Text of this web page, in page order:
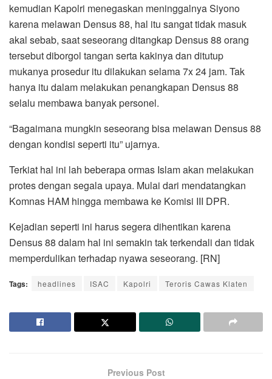
kemudian Kapolri menegaskan meninggalnya Siyono
karena melawan Densus 88, hal itu sangat tidak masuk
akal sebab, saat seseorang ditangkap Densus 88 orang
tersebut diborgol tangan serta kakinya dan ditutup
mukanya prosedur itu dilakukan selama 7x 24 jam. Tak
hanya itu dalam melakukan penangkapan Densus 88
selalu membawa banyak personel.
“Bagaimana mungkin seseorang bisa melawan Densus 88
dengan kondisi seperti itu” ujarnya.
Terkiat hal ini lah beberapa ormas Islam akan melakukan
protes dengan segala upaya. Mulai dari mendatangkan
Komnas HAM hingga membawa ke Komisi III DPR.
Kejadian seperti ini harus segera dihentikan karena
Densus 88 dalam hal ini semakin tak terkendali dan tidak
memperdulikan terhadap nyawa seseorang. [RN]
Tags: headlines ISAC Kapolri Teroris Cawas Klaten
Previous Post